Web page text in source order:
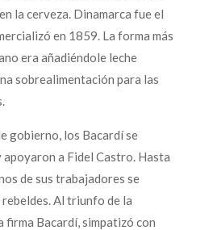
la cerveza. Dinamarca fue el
en 1859. La forma más
era añadiéndole leche
sobrealimentación para las
gobierno, los Bacardí se
a Fidel Castro. Hasta
de sus trabajadores se
Al triunfo de la
Bacardí, simpatizó con